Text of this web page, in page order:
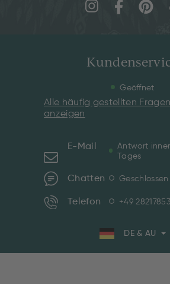
Geöffnet
Alle häufig gestellten Fragen
anzeigen
E-Mail
Antwort
Tages
Chatten Geschlossen
Telefon +49
DE & AU